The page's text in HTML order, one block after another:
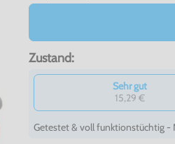
Zustand:
Sehr gut
15,29 €
Getestet & voll funktionstüchtig -